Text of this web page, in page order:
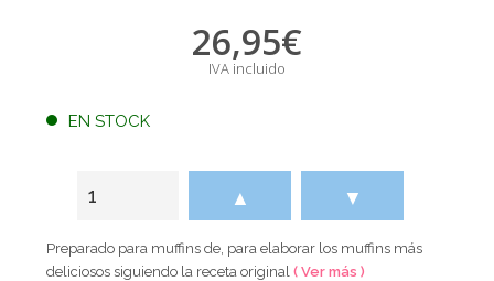
26,95€
IVA incluido
EN STOCK
▲ ▼
Preparado para muffins de, para elaborar los muffins más
deliciosos siguiendo la receta original( Ver más )